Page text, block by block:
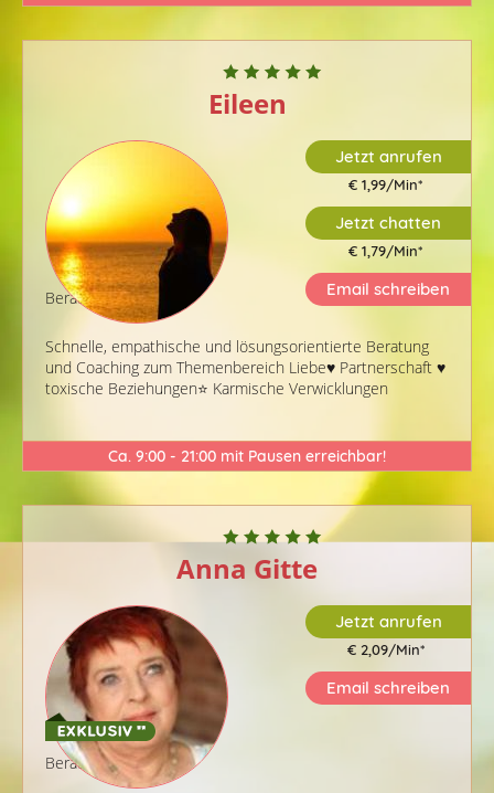
Eileen
Berater-ID: 405
Schnelle, empathische und lösungsorientierte Beratung
und Coaching zum Themenbereich Liebe♥️ Partnerschaft ♥️
toxische Beziehungen⭐️ Karmische Verwicklungen
Jetzt anrufen
€ 1,99/Min*
Jetzt chatten
€ 1,79/Min*
Email schreiben
Ca. 9:00 - 21:00 mit Pausen erreichbar!
Anna Gitte
Berater-ID: 222
Jetzt anrufen
€ 2,09/Min*
Email schreiben